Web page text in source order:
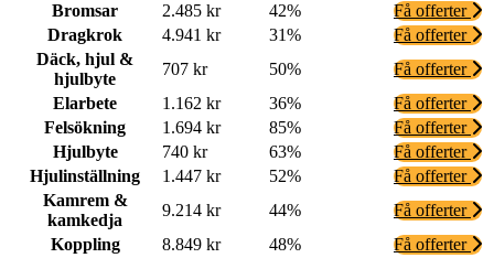
Bromsar
2.485 kr 42%
Få offerter
Dragkrok
4.941 kr 31%
Få offerter
Däck, hjul &
hjulbyte
707 kr 50%
Få offerter
Elarbete
1.162 kr 36%
Få offerter
Felsökning
1.694 kr 85%
Få offerter
Hjulbyte
740 kr 63%
Få offerter
Hjulinställning
1.447 kr 52%
Få offerter
Kamrem &
kamkedja
9.214 kr 44%
Få offerter
Koppling
8.849 kr 48%
Få offerter